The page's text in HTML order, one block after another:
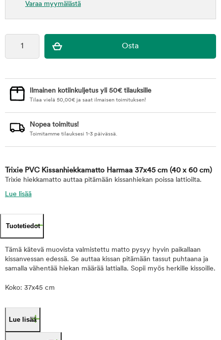
Varaa myymälästä
Ilmainen kotiinkuljetus yli 50€ tilauksille
Tilaa vielä 50,00€ ja saat ilmaisen toimituksen!
Nopea toimitus!
Toimitamme tilauksesi 1-3 päivässä.
Trixie PVC Kissanhiekkamatto Harmaa 37x45 cm (40 x 60 cm)
Trixie hiekkamatto auttaa pitämään kissanhiekan poissa lattioilta.
Lue lisää
Tuotetiedot
Tämä kätevä muovista valmistettu matto pysyy hyvin paikallaan
kissanvessan edessä. Se auttaa kissan pitämään tassut puhtaana ja
samalla vähentää hiekan määrää lattialla. Sopii myös herkille kissoille.
Koko: 37x45 cm
Lue lisää